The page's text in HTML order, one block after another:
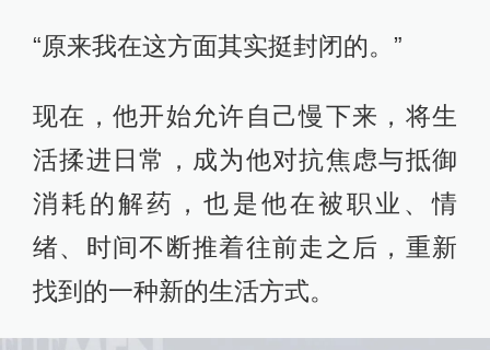
“原来我在这方面其实挺封闭的。”
现在，他开始允许自己慢下来，将生
活揉进日常，成为他对抗焦虑与抵御
消耗的解药，也是他在被职业、情
绪、时间不断推着往前走之后，重新
找到的一种新的生活方式。